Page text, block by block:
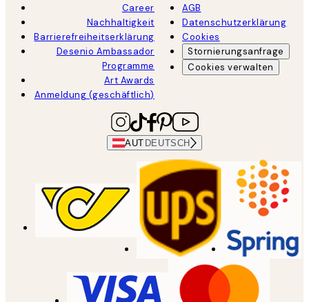
Career
Nachhaltigkeit
Barrierefreiheitserklärung
Desenio Ambassador
Programme
Art Awards
Anmeldung (geschäftlich)
AGB
Datenschutzerklärung
Cookies
Stornierungsanfrage
Cookies verwalten
AUT DEUTSCH